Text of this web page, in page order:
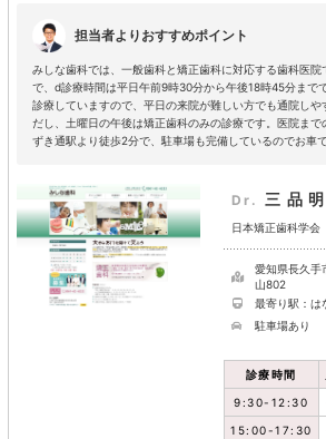
担当者よりおすすめポイント
みしな歯科では、一般歯科と矯正歯科に対応する歯科医
で、d診療時間は平日午前9時30分から午後18時45分まで
診療していますので、平日の来院が難しい方でも通院しや
だし、土曜日の午後は矯正歯科のみの診療です。医院ま
ずき通駅より徒歩2分で、駐車場も完備しているのでお車
Dr. 三品明
日本矯正歯科学会
愛知県長久手
山802
最寄り駅：は
駐車場あり
診療時間
9:30-12:30
15:00-17:30